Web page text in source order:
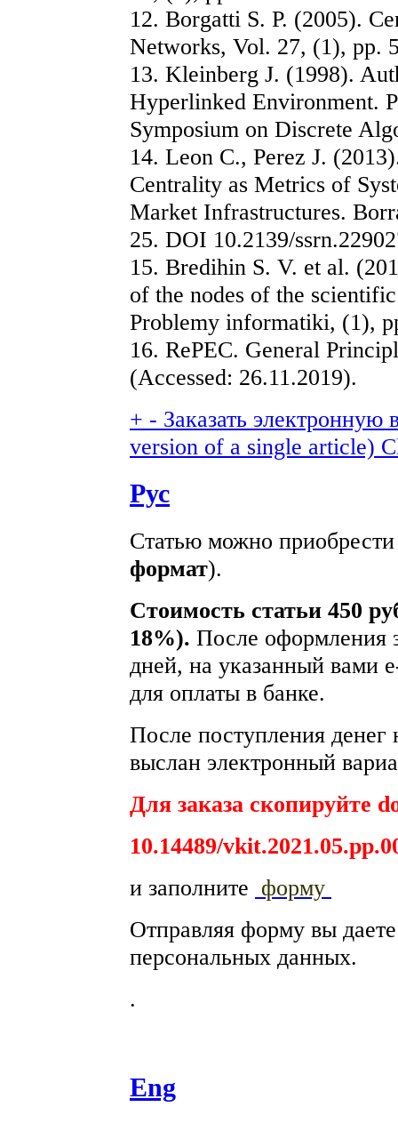
12. Borgatti S. P. (2005).
Networks, Vol. 27, (1), pp.
13. Kleinberg J. (1998).
Hyperlinked Environment.
Symposium on Discrete
14. Leon C., Perez J.
Centrality as Metrics of
Market Infrastructures.
25. DOI 10.2139/
15. Bredihin S. V. et al.
of the nodes of the
Problemy informatiki, (1),
16. RePEC. General
(Accessed: 26.11.2019).
+ - Заказать электронную
version of a single article)
Рус
Статью можно
формат).
Стоимость статьи 450
18%). После оформления
дней, на указанный вами
для оплаты в банке.
После поступления денег
выслан электронный
Для заказа скопируйте
10.14489/
и заполните форму
Отправляя форму вы
персональных данных.
.
Eng